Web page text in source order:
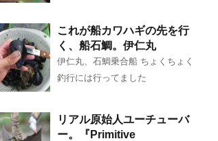
これが船カワハギの先を行
く、船石鯛。伊仁丸
伊仁丸、石鯛乗合船 ちょくちょく
釣行には行ってました
リアル原始人ユーチューバ
ー。『Primitive